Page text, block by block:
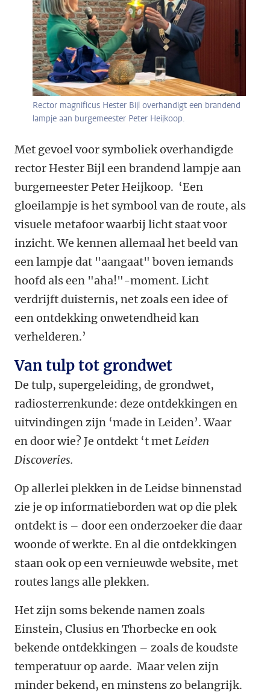
Rector magnificus Hester Bijl overhandigt een brandend
lampje aan burgemeester Peter Heijkoop.
Met gevoel voor symboliek overhandigde
rector Hester Bijl een brandend lampje aan
burgemeester Peter Heijkoop. ‘Een
gloeilampje is het symbool van de route, als
visuele metafoor waarbij licht staat voor
inzicht. We kennen allemaalhet beeld van
een lampje dat "aangaat" boven iemands
hoofd als een "aha!"-moment. Licht
verdrijft duisternis, net zoals een idee of
een ontdekking onwetendheid kan
verhelderen.’
Van tulp tot grondwet
De tulp, supergeleiding, de grondwet,
radiosterrenkunde: deze ontdekkingen en
uitvindingen zijn ‘made in Leiden’. Waar
en door wie? Je ontdekt ‘t metLeiden
Discoveries.
Op allerlei plekken in de Leidse binnenstad
zie je op informatieborden wat op die plek
ontdekt is – door een onderzoeker die daar
woonde of werkte. En al die ontdekkingen
staan ook op een vernieuwde website, met
routes langs alle plekken.
Het zijn soms bekende namen zoals
Einstein, Clusius en Thorbecke en ook
bekende ontdekkingen – zoals de koudste
temperatuur op aarde. Maar velen zijn
minder bekend, en minstens zo belangrijk.